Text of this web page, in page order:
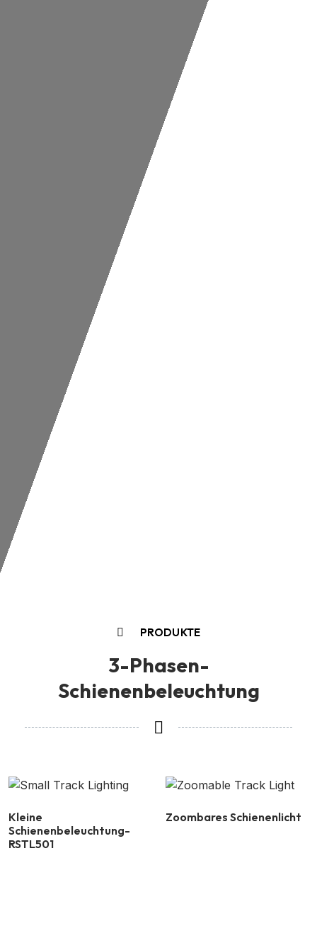
PRODUKTE
3-Phasen-
Schienenbeleuchtung
Kleine
Schienenbeleuchtung-
RSTL501
Zoombares Schienenlicht